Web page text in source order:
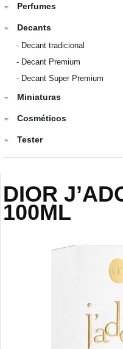
Perfumes
Decants
- Decant tradicional
- Decant Premium
- Decant Super Premium
Miniaturas
Cosméticos
Tester
DIOR
100ML